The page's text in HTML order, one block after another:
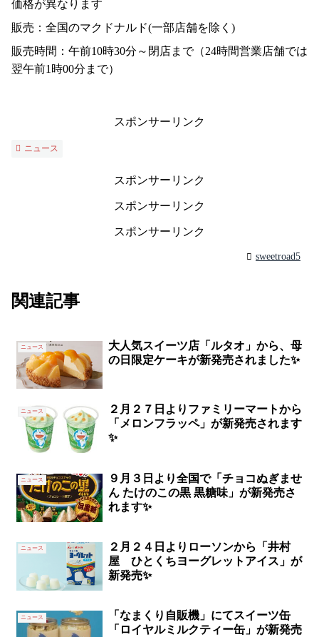
価格が異なります
販売：全国のマクドナルド(一部店舗を除く)
販売時間：午前10時30分～閉店まで（24時間営業店舗では
翌午前1時00分まで）
スポンサーリンク
ニュース
スポンサーリンク
スポンサーリンク
スポンサーリンク
sweetroad5
関連記事
ニュース
大人気スイーツ店「ルタオ」から、母
の日限定ケーキが新発売されました✨
ニュース
２月２７日よりファミリーマートから
「メロンフラッペ」が新発売されます
✨
ニュース
９月３日より全国で「チョコぬぎませ
ん たけのこの黒 黒糖味」が新発売さ
れます✨
ニュース
２月２４日よりローソンから「井村
屋 ひとくちヨーグレットアイス」が
新発売✨
ニュース
「なまくり自販機」にてスイーツ缶
「ロイヤルミルクティー缶」が新発売